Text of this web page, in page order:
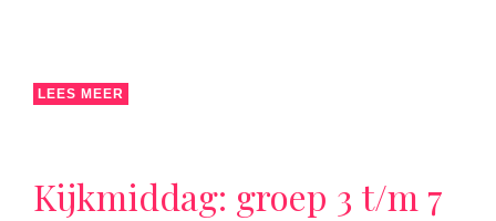
LEES MEER
Kijkmiddag: groep 3 t/m 7